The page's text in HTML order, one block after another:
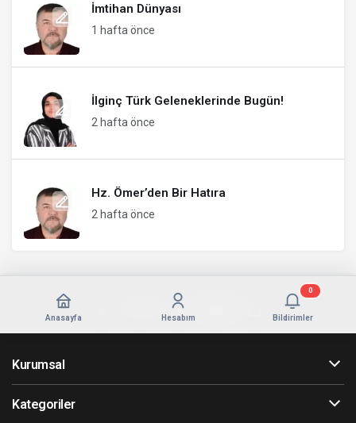
İmtihan Dünyası
1 hafta önce
İlginç Türk Geleneklerinde Bugün!
2 hafta önce
Hz. Ömer’den Bir Hatıra
2 hafta önce
Anasayfa Hesabım Bildirimler
0
Kurumsal
Kategoriler